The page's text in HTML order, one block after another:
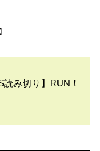
読み切り】RUN！